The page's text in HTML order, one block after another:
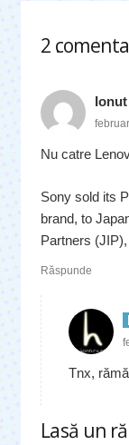
2 .
Ionut
Nu catre
Sony sold its
brand, to
Partners
Răspunde
Tnx,
Lasă un